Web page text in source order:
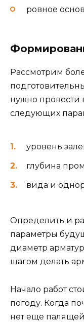
ровное
Рассмотрим
нужно провести
следующих
уровень
глубина
вида и
Определить и
параметры
диаметр
шагом делать
Начало работ
погоду. Когда
нет еще